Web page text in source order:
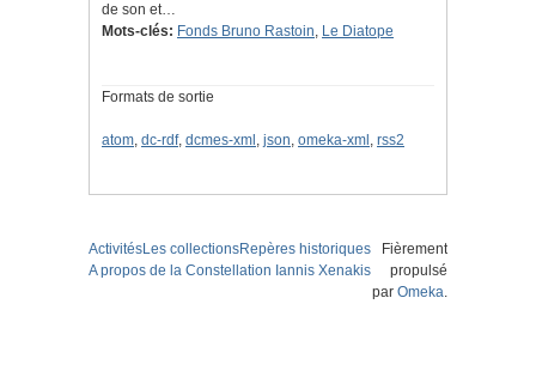
de son et…
Mots-clés: Fonds Bruno Rastoin, Le Diatope
Formats de sortie
atom, dc-rdf, dcmes-xml , json, omeka-xml , rss2
ActivitésLes collectionsRepères historiques
A propos de la Constellation Iannis Xenakis
Fièrement
propulsé
par Omeka.